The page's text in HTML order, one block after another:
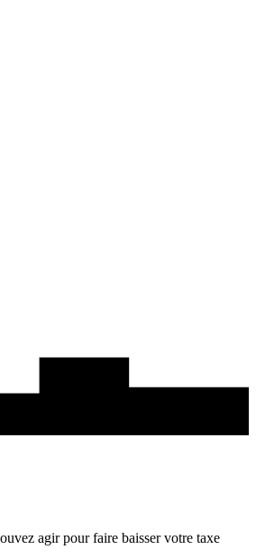
agir pour faire baisser votre taxe